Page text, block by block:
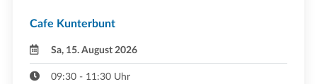
Cafe Kunterbunt
Sa, 15. August 2026
09:30 - 11:30 Uhr